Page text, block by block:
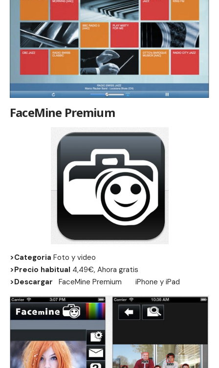
FaceMine Premium
>Categoria Foto y video
>Precio habitual 4,49€, Ahora gratis
>Descargar
FaceMine Premium iPhone y iPad